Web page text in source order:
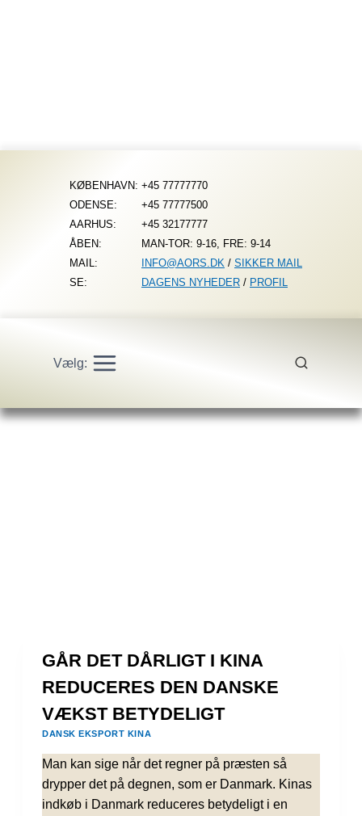
KØBENHAVN: +45 77777770
ODENSE:
+45 77777500
AARHUS:
+45 32177777
ÅBEN:
MAN-TOR: 9-16, FRE: 9-14
MAIL:
INFO@AORS.DK / SIKKER MAIL
SE:
DAGENS NYHEDER / PROFIL
Vælg:
GÅR DET DÅRLIGT I KINA
REDUCERES DEN DANSKE
VÆKST BETYDELIGT
DANSK EKSPORT KINA
Man kan sige når det regner på præsten så
drypper det på degnen, som er Danmark. Kinas
indkøb i Danmark reduceres betydeligt i en